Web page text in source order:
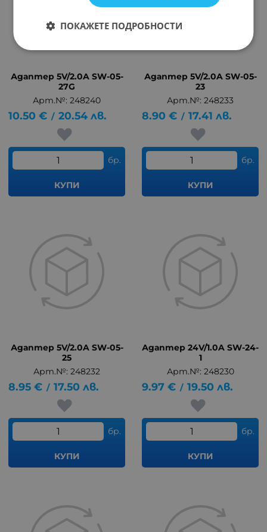
Адаптер 5V/2.0A SW-05-
27G
Арт.№: 248240
10.50 € / 20.54 лв.
бр.
КУПИ
Адаптер 5V/2.0A SW-05-
23
Арт.№: 248233
8.90 € / 17.41 лв.
бр.
КУПИ
Адаптер 5V/2.0A SW-05-
25
Арт.№: 248232
8.95 € / 17.50 лв.
бр.
КУПИ
Адаптер 24V/1.0A SW-24-
1
Арт.№: 248230
9.97 € / 19.50 лв.
бр.
КУПИ
ПОКАЖЕТЕ ПОДРОБНОСТИ